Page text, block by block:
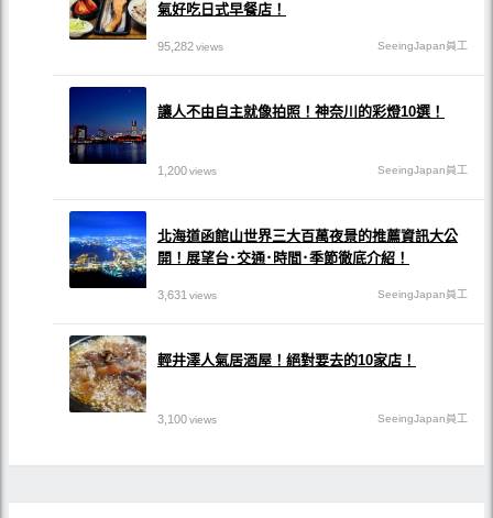
氣好吃日式早餐店！
95,282views SeeingJapan員工
讓人不由自主就像拍照！神奈川的彩燈10選！
1,200views SeeingJapan員工
北海道函館山世界三大百萬夜景的推薦資訊大公
開！展望台･交通･時間･季節徹底介紹！
3,631views SeeingJapan員工
輕井澤人氣居酒屋！絕對要去的10家店！
3,100views SeeingJapan員工